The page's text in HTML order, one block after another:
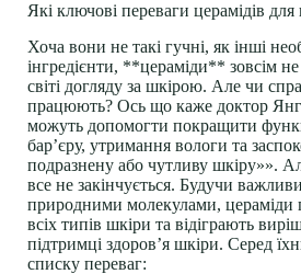
Які ключові переваги церамідів для
Хоча вони не такі гучні, як інші
інгредієнти, **цераміди** зовсім
світі догляду за шкірою. Але чи
працюють? Ось що каже доктор
можуть допомогти покращити
бар’єру, утримання вологи та
подразнену або чутливу шкіру»».
все не закінчується. Будучи
природними молекулами, цераміди
всіх типів шкіри та відіграють
підтримці здоров’я шкіри. Серед
списку переваг: